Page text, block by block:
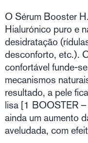
O Sérum Booster
Hialurónico puro e
desidratação
desconforto, etc.).
confortável funde-
mecanismos
resultado, a pele
lisa [1 BOOSTER
ainda um aumento
aveludada, com